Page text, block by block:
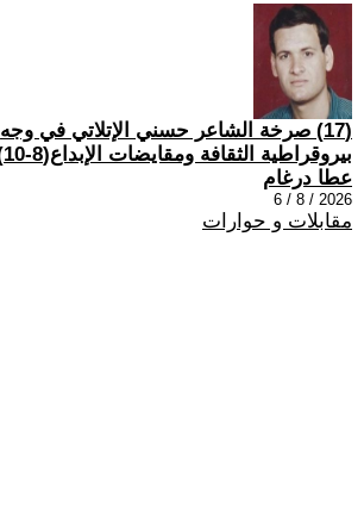
(17) صرخة الشاعر حسني الإتلاتي في وجه
بيروقراطية الثقافة ومقايضات الإبداع(8-10)
عطا درغام
2026 / 8 / 6
مقابلات و حوارات